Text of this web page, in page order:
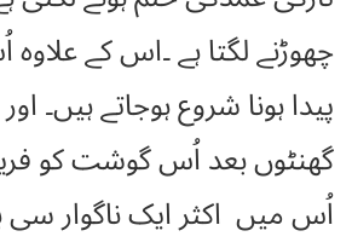
چھوڑنے لگتا ہے ۔اس کے
پیدا ہونا شروع ہوجاتے ہیں۔
گھنٹوں بعد اُس گوشت کو فریز
اُس میں اکثر ایک ناگوار سی